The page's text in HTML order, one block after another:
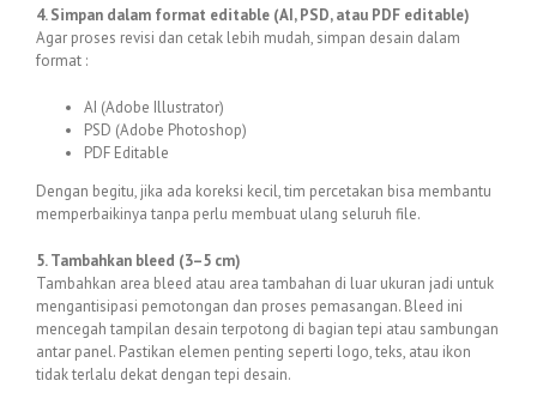
4. Simpan dalam format editable (AI, PSD, atau PDF editable)
Agar proses revisi dan cetak lebih mudah, simpan desain dalam
format :
AI (Adobe Illustrator)
PSD (Adobe Photoshop)
PDF Editable
Dengan begitu, jika ada koreksi kecil, tim percetakan bisa membantu
memperbaikinya tanpa perlu membuat ulang seluruh file.
5. Tambahkan bleed (3–5 cm)
Tambahkan area bleed atau area tambahan di luar ukuran jadi untuk
mengantisipasi pemotongan dan proses pemasangan. Bleed ini
mencegah tampilan desain terpotong di bagian tepi atau sambungan
antar panel. Pastikan elemen penting seperti logo, teks, atau ikon
tidak terlalu dekat dengan tepi desain.